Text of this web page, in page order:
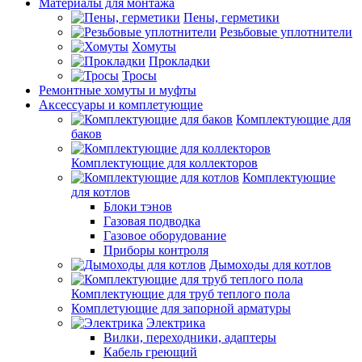
Материалы для монтажа
Пены, герметики
Резьбовые уплотнители
Хомуты
Прокладки
Тросы
Ремонтные хомуты и муфты
Аксессуары и комплетующие
Комплектующие для
баков
Комплектующие для коллекторов
Комплектующие
для котлов
Блоки тэнов
Газовая подводка
Газовое оборудование
Приборы контроля
Дымоходы для котлов
Комплектующие для труб теплого пола
Комплетующие для запорной арматуры
Электрика
Вилки, переходники, адаптеры
Кабель греющий